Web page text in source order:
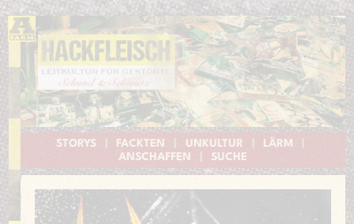
STORYS FACKTEN UNKULTUR LÄRM
ANSCHAFFEN
SUCHE